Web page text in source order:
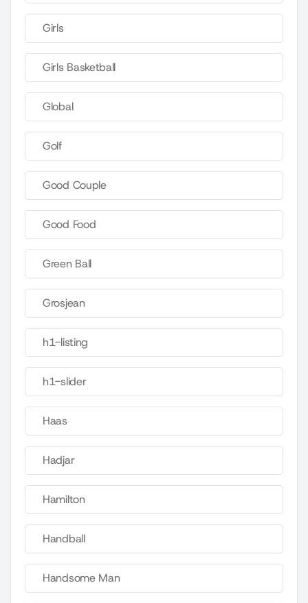
Girls
Girls Basketball
Global
Golf
Good Couple
Good Food
Green Ball
Grosjean
h1-listing
h1-slider
Haas
Hadjar
Hamilton
Handball
Handsome Man